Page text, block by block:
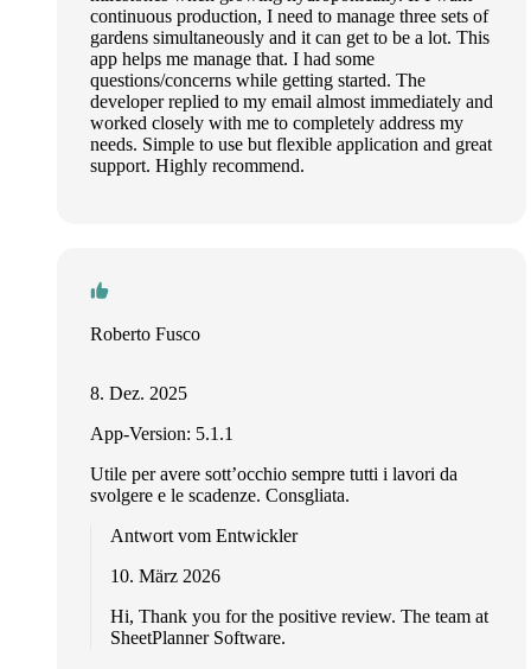
continuous production, I need to manage three sets of
gardens simultaneously and it can get to be a lot. This
app helps me manage that. I had some
questions/concerns while getting started. The
developer replied to my email almost immediately and
worked closely with me to completely address my
needs. Simple to use but flexible application and great
support. Highly recommend.
Roberto Fusco
8. Dez. 2025
App-Version: 5.1.1
Utile per avere sott’occhio sempre tutti i lavori da
svolgere e le scadenze. Consgliata.
Antwort vom Entwickler
10. März 2026
Hi, Thank you for the positive review. The team at
SheetPlanner Software.